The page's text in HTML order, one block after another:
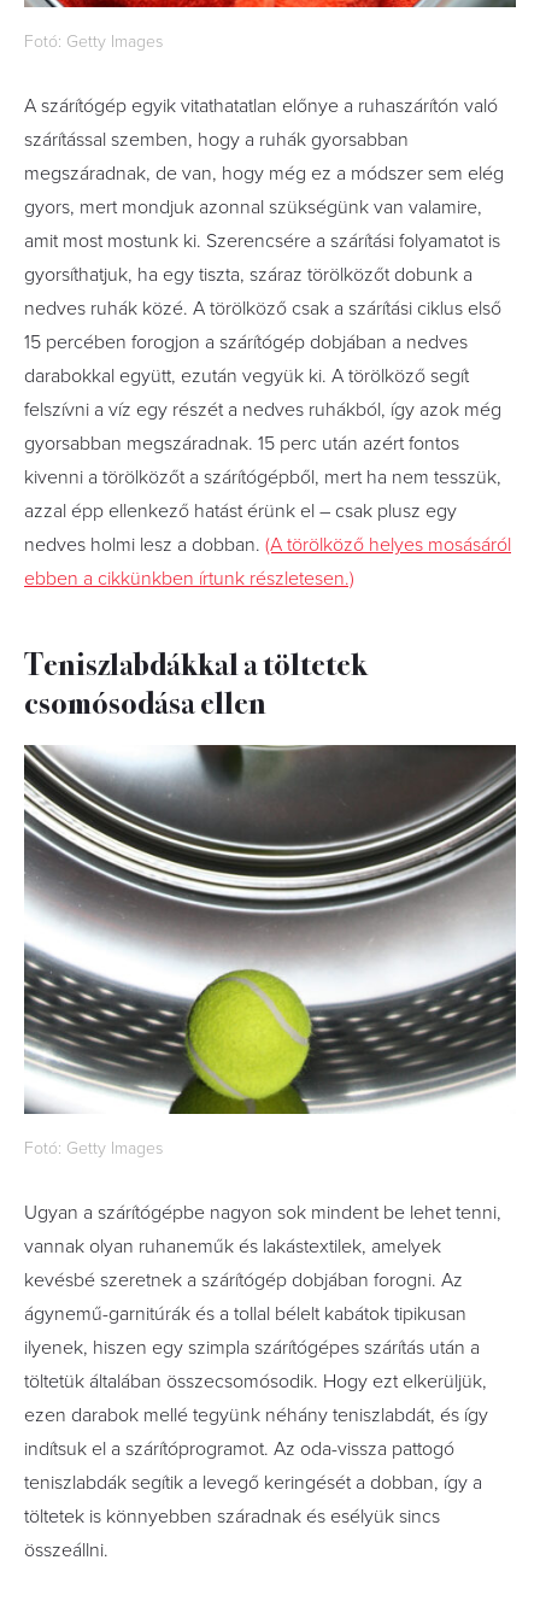
Fotó: Getty Images
A szárítógép egyik vitathatatlan előnye a ruhaszárítón való
szárítással szemben, hogy a ruhák gyorsabban
megszáradnak, de van, hogy még ez a módszer sem elég
gyors, mert mondjuk azonnal szükségünk van valamire,
amit most mostunk ki. Szerencsére a szárítási folyamatot is
gyorsíthatjuk, ha egy tiszta, száraz törölközőt dobunk a
nedves ruhák közé. A törölköző csak a szárítási ciklus első
15 percében forogjon a szárítógép dobjában a nedves
darabokkal együtt, ezután vegyük ki. A törölköző segít
felszívni a víz egy részét a nedves ruhákból, így azok még
gyorsabban megszáradnak. 15 perc után azért fontos
kivenni a törölközőt a szárítógépből, mert ha nem tesszük,
azzal épp ellenkező hatást érünk el – csak plusz egy
nedves holmi lesz a dobban. (A törölköző helyes mosásáról
ebben a cikkünkben írtunk részletesen.)
Teniszlabdákkal a töltetek
csomósodása ellen
Fotó: Getty Images
Ugyan a szárítógépbe nagyon sok mindent be lehet tenni,
vannak olyan ruhaneműk és lakástextilek, amelyek
kevésbé szeretnek a szárítógép dobjában forogni. Az
ágynemű-garnitúrák és a tollal bélelt kabátok tipikusan
ilyenek, hiszen egy szimpla szárítógépes szárítás után a
töltetük általában összecsomósodik. Hogy ezt elkerüljük,
ezen darabok mellé tegyünk néhány teniszlabdát, és így
indítsuk el a szárítóprogramot. Az oda-vissza pattogó
teniszlabdák segítik a levegő keringését a dobban, így a
töltetek is könnyebben száradnak és esélyük sincs
összeállni.